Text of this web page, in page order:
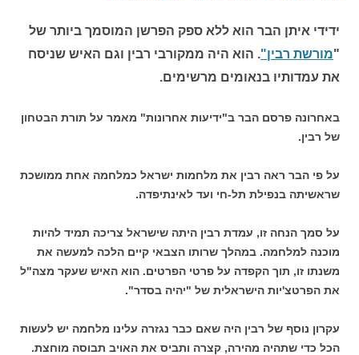
ידידי איתן הבר הוא ללא ספק הפרשן המוסמך ביותר של
"מורשת רבין". הוא היה ממקורבי רבין וגם האיש שניסח
את עמדותיו בנאומים מרשימים.
באחרונה פרסם הבר ב"ידיעות אחרונות" מאמר על תורת הבטחון
של רבין.
על פי הבר ראה רבין את מלחמות ישראל כמלחמה אחת ממושכת
שראשיתה בנפילת תל-חי ועד לאינתיפדה.
על סמך הנחה זו, עמדת רבין היתה שישראל צריכה תמיד להיות
מוכנה למלחמה. במהלך שרותו הצבאי קיים הלכה למעשה את
משנתו זו, תוך הקפדה על פרטי הפרטים. הוא האיש שעקר מצה"ל
את הפרטצ'יות הישראלית של "יהיה בסדר".
עקרון נוסף של רבין היה שאם כבר נגזרה עלינו מלחמה יש לעשות
הכל כדי שתהיה מהירה, קצרה ותביס את האויב תבוסה מוחצת.